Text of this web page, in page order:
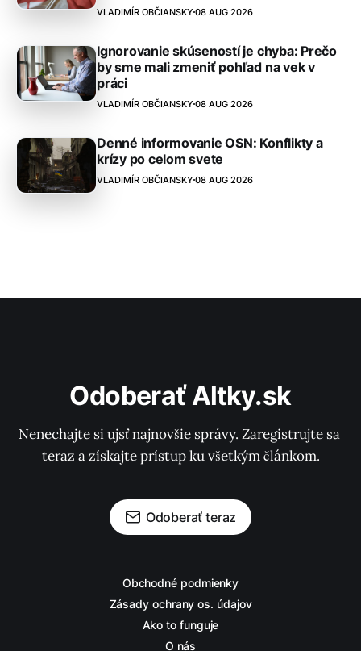
VLADIMÍR OBČIANSKY 08 AUG 2026
Ignorovanie skúseností je chyba: Prečo
by sme mali zmeniť pohľad na vek v
práci
VLADIMÍR OBČIANSKY 08 AUG 2026
Denné informovanie OSN: Konflikty a
krízy po celom svete
VLADIMÍR OBČIANSKY 08 AUG 2026
Odoberať Altky.sk
Nenechajte si ujsť najnovšie správy. Zaregistrujte sa
teraz a získajte prístup ku všetkým článkom.
Odoberať teraz
Obchodné podmienky
Zásady ochrany os. údajov
Ako to funguje
O nás